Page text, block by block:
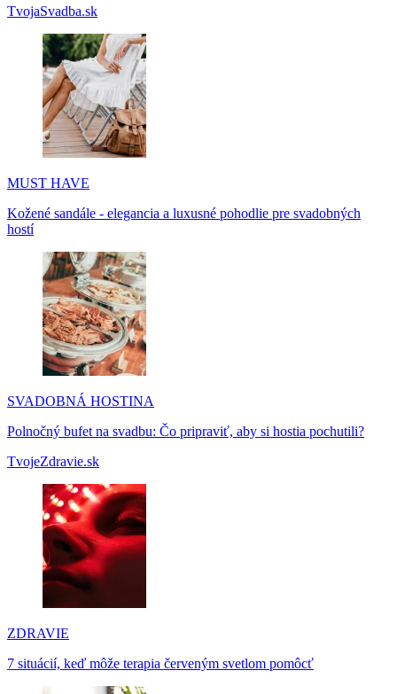
TvojaSvadba.sk
MUST HAVE
Kožené sandále - elegancia a luxusné pohodlie pre svadobných
hostí
SVADOBNÁ HOSTINA
Polnočný bufet na svadbu: Čo pripraviť, aby si hostia pochutili?
TvojeZdravie.sk
ZDRAVIE
7 situácií, keď môže terapia červeným svetlom pomôcť